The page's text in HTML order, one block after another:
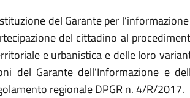
del Garante per
del cittadino al
e urbanistica e delle loro
del Garante dell'Informazione e
regionale DPGR n. 4/R/2017.